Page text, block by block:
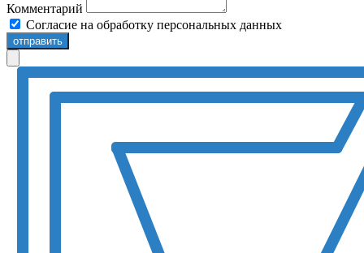
Комментарий
Согласие на обработку персональных данных
отправить